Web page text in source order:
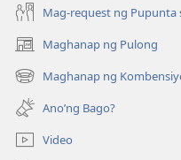
Mag-request ng Pupunta
Maghanap ng Pulong
(may
bubukas
na
bagong
window)
Maghanap ng
(may
bubukas
na
bagong
window)
Ano’ng Bago?
Video